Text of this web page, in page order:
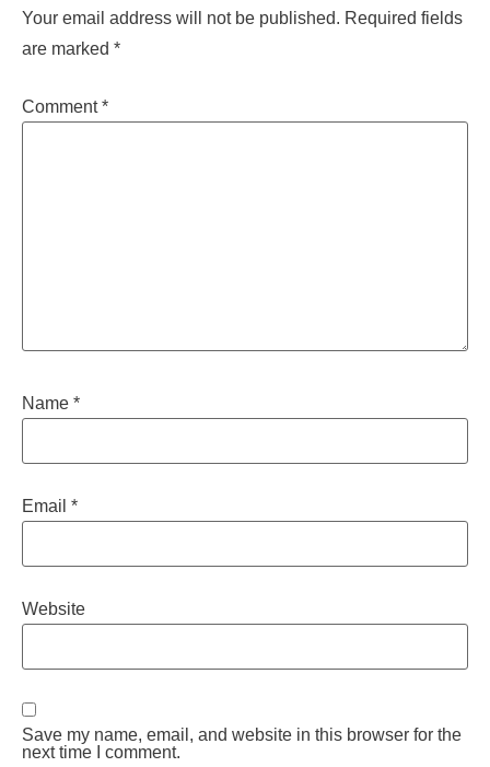
Your email address will not be published. Required fields
are marked *
Comment*
Name *
Email *
Website
Save my name, email, and website in this browser for the
next time I comment.